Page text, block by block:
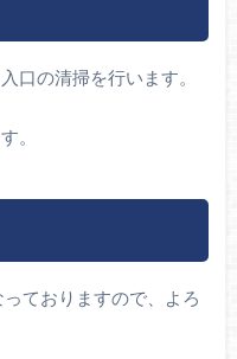
口の清掃を行います。
。
っておりますので、よろ